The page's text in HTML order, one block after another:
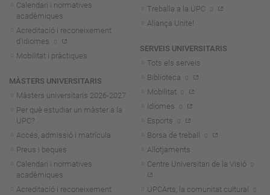
Calendari i normatives
acadèmiques
Acreditació i reconeixement
d'idiomes
Mobilitat i pràctiques
MÀSTERS UNIVERSITARIS
Màsters universitaris 2026-2027
Per què estudiar un màster a la
UPC?
Accés, admissió i matrícula
Preus i beques
Calendari i normatives
acadèmiques
Acreditació i reconeixement
Treballa a la UPC
Aliança Unite!
SERVEIS UNIVERSITARIS
Tots els serveis
Biblioteca
Mobilitat
Idiomes
Esports
Borsa de treball
Allotjaments
Centre Universitari de la Visió
UPCArts, la comunitat cultural